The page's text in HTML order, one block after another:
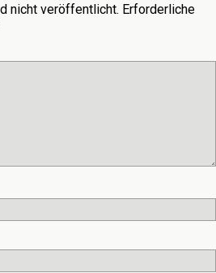
nicht veröffentlicht. Erforderliche